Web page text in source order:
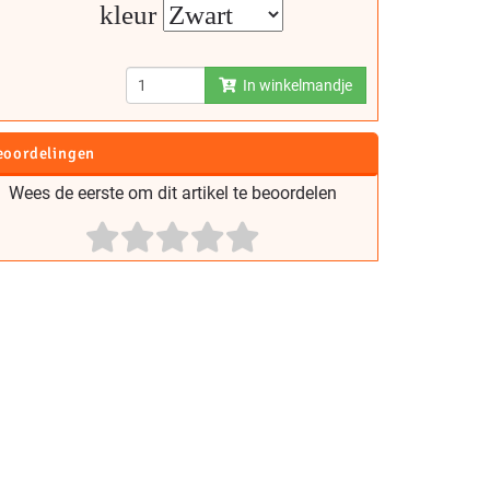
kleur
In winkelmandje
Wees de eerste om dit artikel te beoordelen